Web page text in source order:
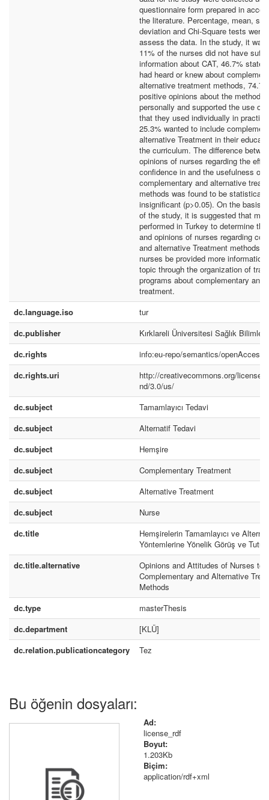
questionnaire form prepared in
the literature. Percentage, mean,
deviation and Chi-Square tests were
assess the data. In the study, it was
11% of the nurses did not have
information about CAT, 46.7%
had heard or knew about
alternative treatment methods,
positive opinions about the methods
personally and supported the use of
that they used individually in
25.3% wanted to include
alternative Treatment in their
the curriculum. The difference
opinions of nurses regarding the
confidence in and the usefulness of
complementary and alternative
methods was found to be statistically
insignificant (p>0.05). On the basis
of the study, it is suggested that
performed in Turkey to determine
and opinions of nurses regarding
and alternative Treatment methods,
nurses be provided more
topic through the organization of
programs about complementary and
treatment.
dc.language.iso
tur
dc.publisher
Kırklareli Üniversitesi Sağlık
dc.rights
info:eu-repo/semantics/openAccess
dc.rights.uri
http://creativecommons.org/
nd/3.0/us/
dc.subject
Tamamlayıcı Tedavi
dc.subject
Alternatif Tedavi
dc.subject
Hemşire
dc.subject
Complementary Treatment
dc.subject
Alternative Treatment
dc.subject
Nurse
dc.title
Hemşirelerin Tamamlayıcı ve
Yöntemlerine Yönelik Görüş ve
dc.title.alternative
Opinions and Attitudes of Nurses
Complementary and Alternative
Methods
dc.type
masterThesis
dc.department
[KLÜ]
dc.relation.publicationcategory
Tez
Bu öğenin dosyaları:
Ad:
license_rdf
Boyut:
1.203Kb
Biçim:
application/rdf+xml